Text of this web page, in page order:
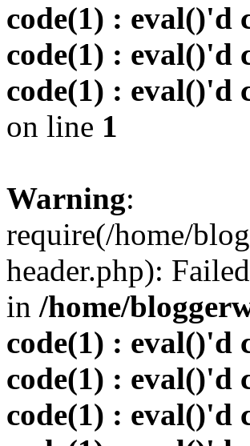
code(1) : eval()'d
code(1) : eval()'d
code(1) : eval()'d
on line 1
Warning:
require(/home/
header.php):
in /home/
code(1) : eval()'d
code(1) : eval()'d
code(1) : eval()'d